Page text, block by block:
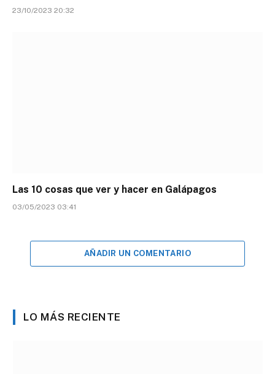
23/10/2023 20:32
Las 10 cosas que ver y hacer en Galápagos
03/05/2023 03:41
AÑADIR UN COMENTARIO
LO MÁS RECIENTE